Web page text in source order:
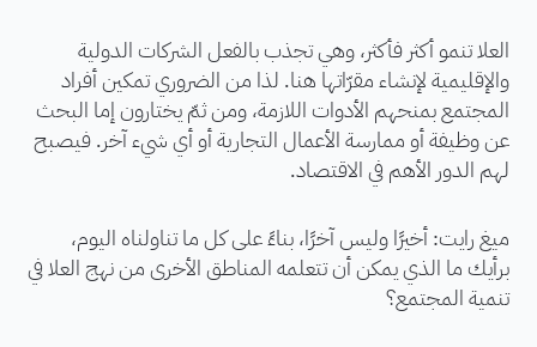
العلا تنمو أكثر فأكثر، وهي تجذب بالفعل الشركات الدولية
والإقليمية لإنشاء مقرّاتها هنا. لذا من الضروري تمكين أفراد
المجتمع بمنحهم الأدوات اللازمة، ومن ثمّ يختارون إما البحث
عن وظيفة أو ممارسة الأعمال التجارية أو أي شيء آخر. فيصبح
لهم الدور الأهم في الاقتصاد.
ميغ رايت: أخيرًا وليس آخرًا، بناءً على كل ما تناولناه اليوم،
برأيك ما الذي يمكن أن تتعلمه المناطق الأخرى من نهج العلا في
تنمية المجتمع؟